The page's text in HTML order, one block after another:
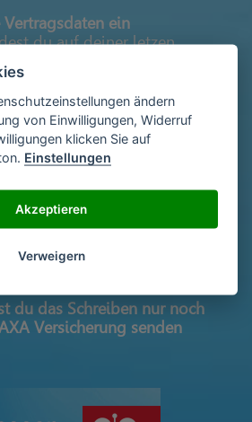
ein
du auf deiner letzen
Namen und deine Adresse
das Schreiben mit deinem
du das Schreiben nur noch
Versicherung senden
ändern
von Einwilligungen, Widerruf
klicken Sie auf
Einstellungen
Akzeptieren
Verweigern